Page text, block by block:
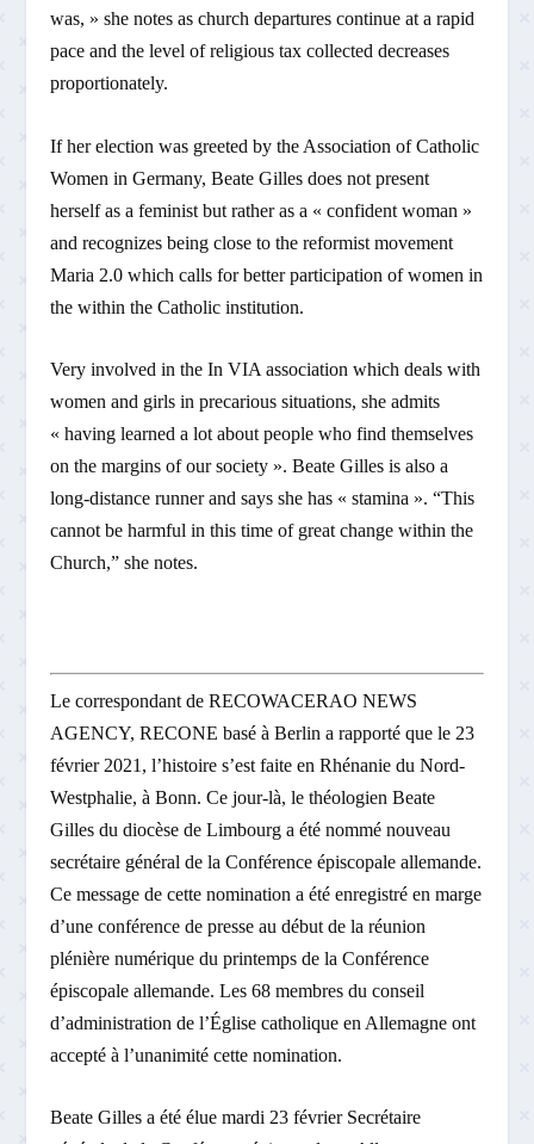
was, » she notes as church departures continue at a rapid
pace and the level of religious tax collected decreases
proportionately.
If her election was greeted by the Association of Catholic
Women in Germany, Beate Gilles does not present
herself as a feminist but rather as a « confident woman »
and recognizes being close to the reformist movement
Maria 2.0 which calls for better participation of women in
the within the Catholic institution.
Very involved in the In VIA association which deals with
women and girls in precarious situations, she admits
« having learned a lot about people who find themselves
on the margins of our society ». Beate Gilles is also a
long-distance runner and says she has « stamina ». “This
cannot be harmful in this time of great change within the
Church,” she notes.
Le correspondant de RECOWACERAO NEWS
AGENCY, RECONE basé à Berlin a rapporté que le 23
février 2021, l’histoire s’est faite en Rhénanie du Nord-
Westphalie, à Bonn. Ce jour-là, le théologien Beate
Gilles du diocèse de Limbourg a été nommé nouveau
secrétaire général de la Conférence épiscopale allemande.
Ce message de cette nomination a été enregistré en marge
d’une conférence de presse au début de la réunion
plénière numérique du printemps de la Conférence
épiscopale allemande. Les 68 membres du conseil
d’administration de l’Église catholique en Allemagne ont
accepté à l’unanimité cette nomination.
Beate Gilles a été élue mardi 23 février Secrétaire